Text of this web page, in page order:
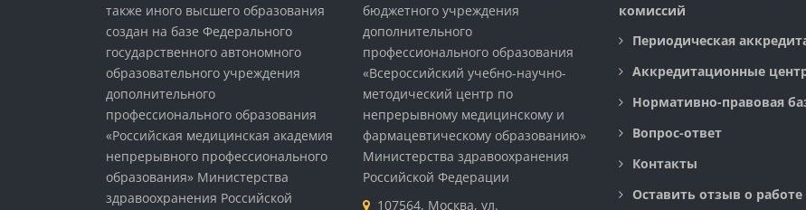
также иного высшего образования
создан на базе Федерального
государственного автономного
образовательного учреждения
дополнительного
профессионального образования
«Российская медицинская академия
непрерывного профессионального
образования» Министерства
здравоохранения Российской
бюджетного учреждения
дополнительного
профессионального образования
«Всероссийский учебно-научно-
методический центр по
непрерывному медицинскому и
фармацевтическому образованию»
Министерства здравоохранения
Российской Федерации
107564, Москва, ул.
комиссий
Периодическая
Аккредитационные
Нормативно-правовая
Вопрос-ответ
Контакты
Оставить отзыв о